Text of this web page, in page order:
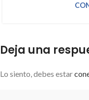
Deja una
Lo siento, debes estar